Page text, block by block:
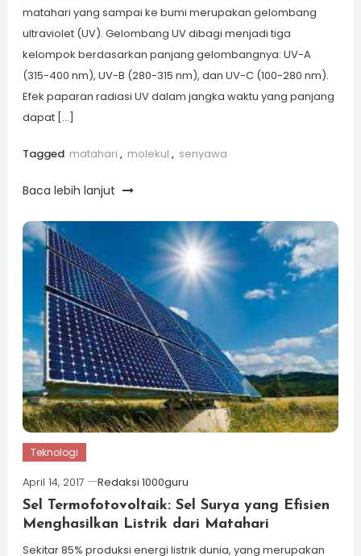
matahari yang sampai ke bumi merupakan gelombang
ultraviolet (UV). Gelombang UV dibagi menjadi tiga
kelompok berdasarkan panjang gelombangnya: UV-A
(315-400 nm), UV-B (280-315 nm), dan UV-C (100-280 nm).
Efek paparan radiasi UV dalam jangka waktu yang panjang
dapat […]
Tagged matahari , molekul , senyawa
Baca lebih lanjut
Teknologi
April 14, 2017
Redaksi 1000guru
Sel Termofotovoltaik: Sel Surya yang Efisien
Menghasilkan Listrik dari Matahari
Sekitar 85% produksi energi listrik dunia, yang merupakan